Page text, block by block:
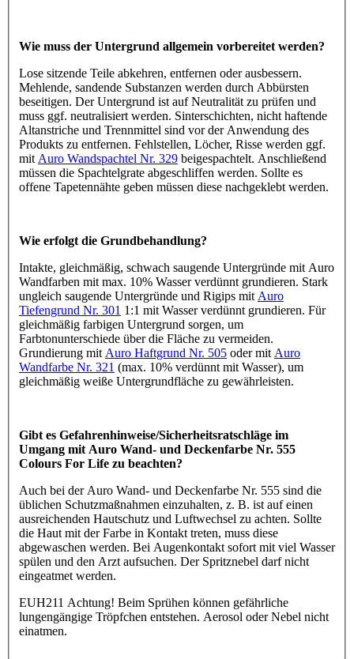
Wie muss der Untergrund allgemein vorbereitet werden?
Lose sitzende Teile abkehren, entfernen oder ausbessern.
Mehlende, sandende Substanzen werden durch Abbürsten
beseitigen. Der Untergrund ist auf Neutralität zu prüfen und
muss ggf. neutralisiert werden. Sinterschichten, nicht haftende
Altanstriche und Trennmittel sind vor der Anwendung des
Produkts zu entfernen. Fehlstellen, Löcher, Risse werden ggf.
mit Auro Wandspachtel Nr. 329 beigespachtelt. Anschließend
müssen die Spachtelgrate abgeschliffen werden. Sollte es
offene Tapetennähte geben müssen diese nachgeklebt werden.
Wie erfolgt die Grundbehandlung?
Intakte, gleichmäßig, schwach saugende Untergründe mit Auro
Wandfarben mit max. 10% Wasser verdünnt grundieren. Stark
ungleich saugende Untergründe und Rigips mit Auro
Tiefengrund Nr. 301 1:1 mit Wasser verdünnt grundieren. Für
gleichmäßig farbigen Untergrund sorgen, um
Farbtonunterschiede über die Fläche zu vermeiden.
Grundierung mit Auro Haftgrund Nr. 505 oder mit Auro
Wandfarbe Nr. 321 (max. 10% verdünnt mit Wasser), um
gleichmäßig weiße Untergrundfläche zu gewährleisten.
Gibt es Gefahrenhinweise/Sicherheitsratschläge im
Umgang mit Auro Wand- und Deckenfarbe Nr. 555
Colours For Life zu beachten?
Auch bei der Auro Wand- und Deckenfarbe Nr. 555 sind die
üblichen Schutzmaßnahmen einzuhalten, z. B. ist auf einen
ausreichenden Hautschutz und Luftwechsel zu achten. Sollte
die Haut mit der Farbe in Kontakt treten, muss diese
abgewaschen werden. Bei Augenkontakt sofort mit viel Wasser
spülen und den Arzt aufsuchen. Der Spritznebel darf nicht
eingeatmet werden.
EUH211 Achtung! Beim Sprühen können gefährliche
lungengängige Tröpfchen entstehen. Aerosol oder Nebel nicht
einatmen.